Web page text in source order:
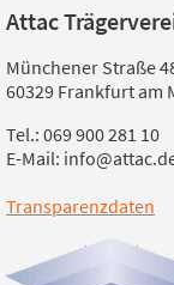
Attac
Münchener Straße
60329 Frankfurt am
Tel.: 069 900 281 10
E-Mail:
Transparenzdaten